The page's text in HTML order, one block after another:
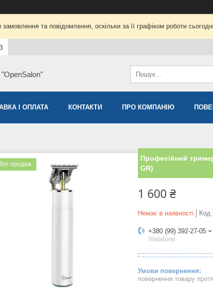
та повідомлення, оскільки за її графіком роботи
"OpenSalon"
І ОПЛАТА КОНТАКТИ ПРО КОМПАНІЮ
продаж
Професійний
GR)
1 600 ₴
Немає в наявності Код:
+380 (99) 392-27-05
Vodafone
повернення товару